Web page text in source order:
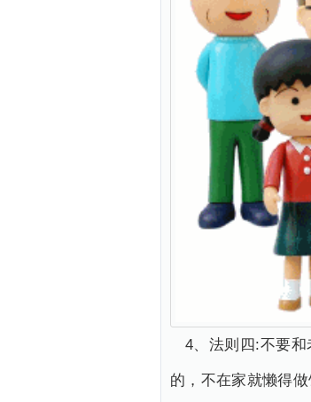
4、法则四:不要和
的，不在家就懒得